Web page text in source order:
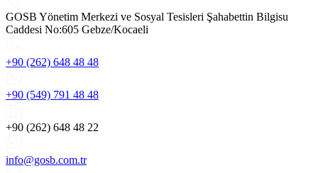
GOSB Yönetim Merkezi ve Sosyal Tesisleri Şahabettin Bilgisu
Caddesi No:605 Gebze/Kocaeli
+90 (262) 648 48 48
+90 (549) 791 48 48
+90 (262) 648 48 22
info@gosb.com.tr